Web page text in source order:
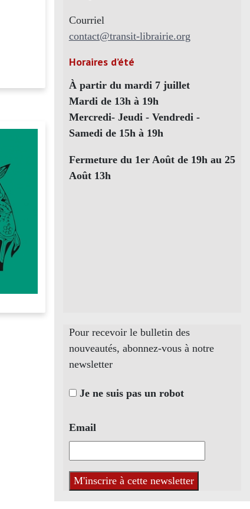
Courriel
contact@transit-librairie.org
Horaires d’été
À partir du mardi 7 juillet
Mardi de 13h à 19h
Mercredi- Jeudi - Vendredi -
Samedi de 15h à 19h
Fermeture du 1er Août de 19h au 25
Août 13h
Pour recevoir le bulletin des
nouveautés, abonnez-vous à notre
newsletter
Je ne suis pas un robot
Email